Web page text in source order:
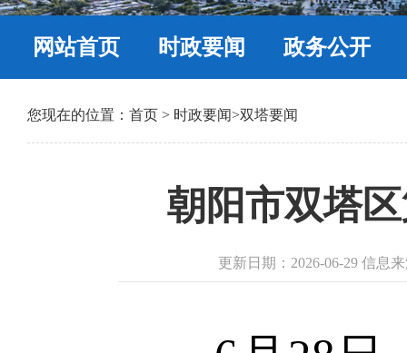
网站首页 时政要闻 政务公开
您现在的位置： 首页 > 时政要闻>双塔要闻
朝阳市双塔
更新日期：2026-06-29 信息